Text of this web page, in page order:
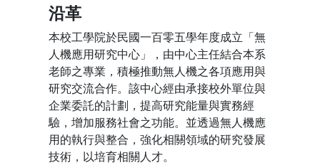
沿革
本校工學院於民國一百零五學年度成立「無
人機應用研究中心」，由中心主任結合本系
老師之專業，積極推動無人機之各項應用與
研究交流合作。該中心經由承接校外單位與
企業委託的計劃，提高研究能量與實務經
驗，增加服務社會之功能。並透過無人機應
用的執行與整合，強化相關領域的研究發展
技術，以培育相關人才。